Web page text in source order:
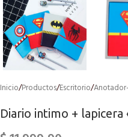
Inicio/Productos/Escritorio/
Diario intimo + lapicera